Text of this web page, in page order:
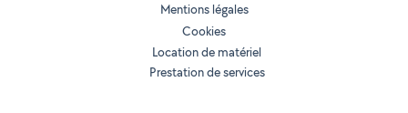
Mentions légales
Cookies
Location de matériel
Prestation de services